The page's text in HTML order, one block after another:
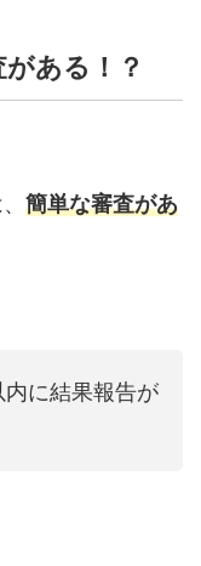
ある！？
簡単な審査があ
に結果報告が